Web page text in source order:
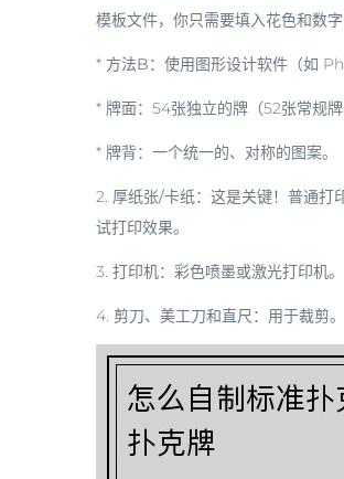
模板文件，你只需要填入花色和数字
* 方法B：使用图形设计软件（如
* 牌面：54张独立的牌（52张常规
* 牌背：一个统一的、对称的图案。
2. 厚纸张/卡纸：这是关键！普通打
试打印效果。
3. 打印机：彩色喷墨或激光打印机。
4. 剪刀、美工刀和直尺 ：用于裁剪。